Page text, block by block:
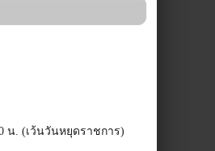
น. (เว้นวันหยุดราชการ)